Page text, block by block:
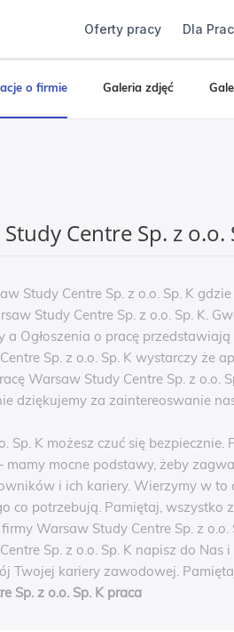
Oferty pracy Dla
o firmie Galeria zdjęć
Centre Sp. z o.o.
Study Centre Sp. z o.o. Sp. K
Study Centre Sp. z o.o. Sp. K.
a Ogłoszenia o pracę
Sp. z o.o. Sp. K wystarczy że
Warsaw Study Centre Sp. z o.o.
dziękujemy za zaintereoswanie
Sp. K możesz czuć się
mamy mocne podstawy, żeby
i ich kariery. Wierzymy w to
co potrzebują. Pamiętaj, wszystko
Warsaw Study Centre Sp. z o.o.
Sp. z o.o. Sp. K napisz do
Twojej kariery zawodowej.
Sp. z o.o. Sp. K praca